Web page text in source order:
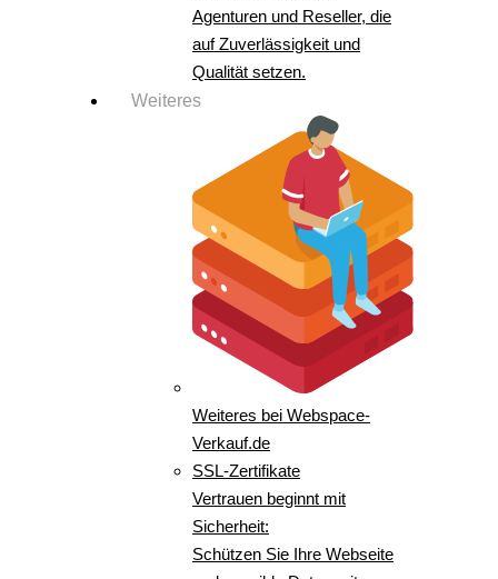
Agenturen und Reseller, die
auf Zuverlässigkeit und
Qualität setzen.
Weiteres
Weiteres bei Webspace-
Verkauf.de
SSL-Zertifikate
Vertrauen beginnt mit
Sicherheit:
Schützen Sie Ihre Webseite